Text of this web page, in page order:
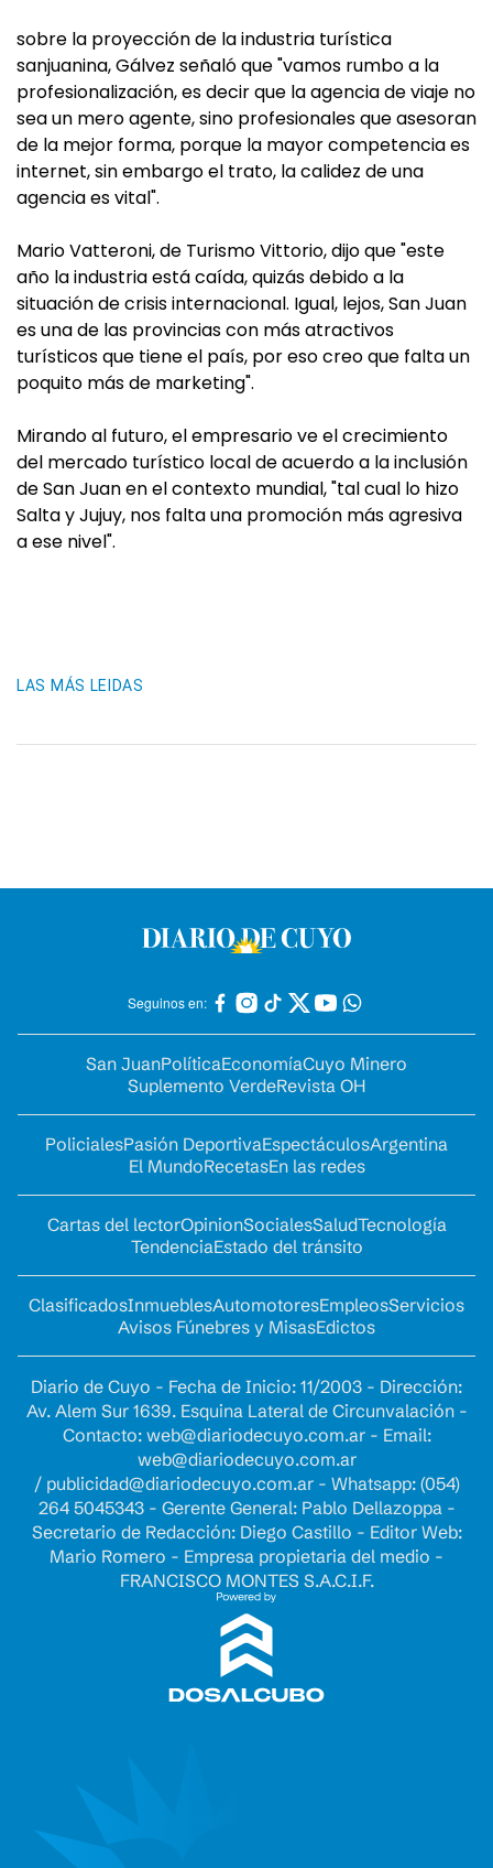
sobre la proyección de la industria turística
sanjuanina, Gálvez señaló que "vamos rumbo a la
profesionalización, es decir que la agencia de viaje no
sea un mero agente, sino profesionales que asesoran
de la mejor forma, porque la mayor competencia es
internet, sin embargo el trato, la calidez de una
agencia es vital".
Mario Vatteroni, de Turismo Vittorio, dijo que "este
año la industria está caída, quizás debido a la
situación de crisis internacional. Igual, lejos, San Juan
es una de las provincias con más atractivos
turísticos que tiene el país, por eso creo que falta un
poquito más de marketing".
Mirando al futuro, el empresario ve el crecimiento
del mercado turístico local de acuerdo a la inclusión
de San Juan en el contexto mundial, "tal cual lo hizo
Salta y Jujuy, nos falta una promoción más agresiva
a ese nivel".
LAS MÁS LEIDAS
Seguinos en:
San JuanPolíticaEconomíaCuyo Minero
Suplemento VerdeRevista OH
PolicialesPasión DeportivaEspectáculosArgentina
El MundoRecetasEn las redes
Cartas del lectorOpinionSocialesSaludTecnología
TendenciaEstado del tránsito
ClasificadosInmueblesAutomotoresEmpleosServicios
Avisos Fúnebres y MisasEdictos
Diario de Cuyo - Fecha de Inicio: 11/2003 - Dirección:
Av. Alem Sur 1639. Esquina Lateral de Circunvalación -
Contacto: web@diariodecuyo.com.ar- Email:
web@diariodecuyo.com.ar
/ publicidad@diariodecuyo.com.ar- Whatsapp: (054)
264 5045343 - Gerente General: Pablo Dellazoppa -
Secretario de Redacción: Diego Castillo - Editor Web:
Mario Romero - Empresa propietaria del medio -
FRANCISCO MONTES S.A.C.I.F.